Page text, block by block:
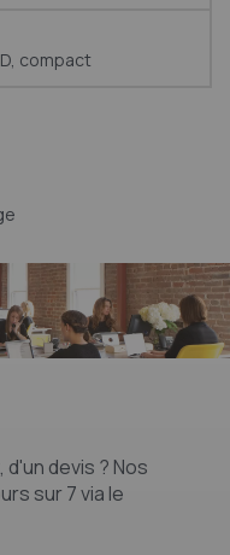
compact
devis ? Nos
sur 7 via le